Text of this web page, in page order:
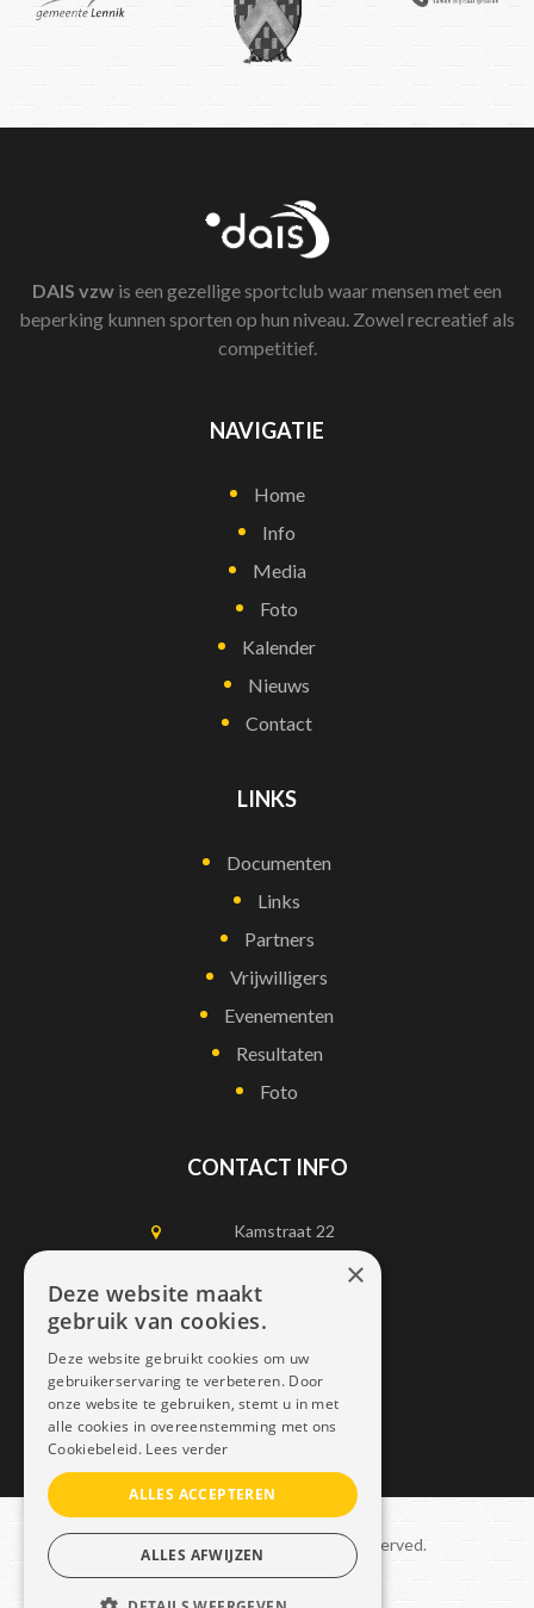
DAIS vzw is een gezellige sportclub waar mensen met een
beperking kunnen sporten op hun niveau. Zowel recreatief als
competitief.
NAVIGATIE
Home
Info
Media
Foto
Kalender
Nieuws
Contact
LINKS
Documenten
Links
Partners
Vrijwilligers
Evenementen
Resultaten
Foto
CONTACT INFO
Kamstraat 22
1750 Lennik
0497452898
info@dais.be
Copyright © 2021 Dais. All rights reserved.
Sitemap–GDPR
×
Deze website maakt
gebruik van cookies.
Deze website gebruikt cookies om uw
gebruikerservaring te verbeteren. Door
onze website te gebruiken, stemt u in met
alle cookies in overeenstemming met ons
Cookiebeleid. Lees verder
ALLES ACCEPTEREN
ALLES AFWIJZEN